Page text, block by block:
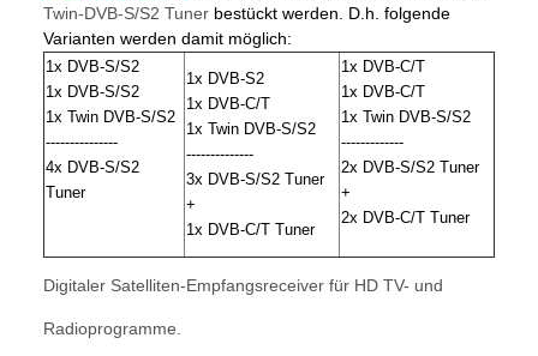
Twin-DVB-S/S2 Tuner bestückt werden. D.h. folgende
Varianten werden damit möglich:
1x DVB-S/S2
1x DVB-S/S2
1x Twin DVB-S/S2
---------------
4x DVB-S/S2
Tuner
1x DVB-S2
1x DVB-C/T
1x Twin DVB-S/S2
--------------
3x DVB-S/S2 Tuner
+
1x DVB-C/T Tuner
1x DVB-C/T
1x DVB-C/T
1x Twin DVB-S/S2
-------------
2x DVB-S/S2 Tuner
+
2x DVB-C/T Tuner
Digitaler Satelliten-Empfangsreceiver für HD TV- und
Radioprogramme.